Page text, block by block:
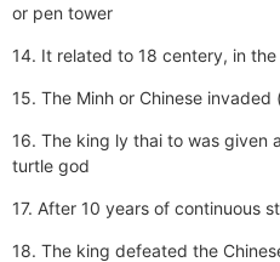
or pen tower
14. It related to 18 centery, in
15. The Minh or Chinese invaded
16. The king ly thai to was given
turtle god
17. After 10 years of continuous
18. The king defeated the